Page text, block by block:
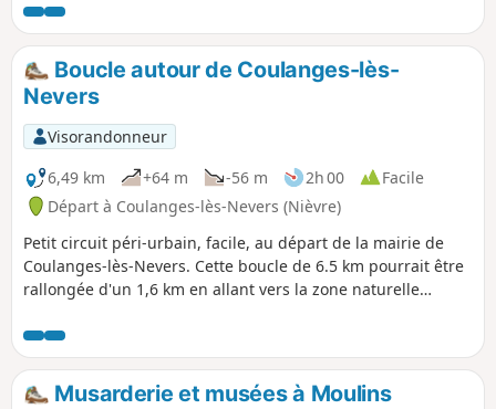
d’eau et 35 km de sentiers de
randonnée balisés !
Boucle autour de Coulanges-lès-
Nevers
Visorandonneur
6,49 km
+64 m -56 m 2h 00
Facile
Départ à Coulanges-lès-Nevers (Nièvre)
Petit circuit péri-urbain, facile, au départ de la mairie de
Coulanges-lès-Nevers. Cette boucle de 6.5 km pourrait être
rallongée d'un 1,6 km en allant vers la zone naturelle
cimetière.
Musarderie et musées à Moulins